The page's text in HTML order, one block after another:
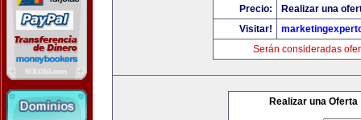
Precio:
Realizar una
Visitar!
Serán consideradas
Realizar una Oferta